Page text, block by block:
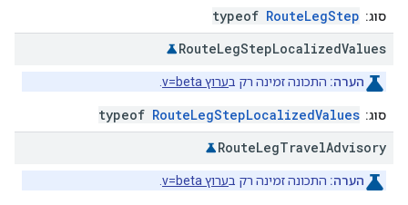
סוג: typeof RouteLegStep
RouteLegStepLocalizedValues
הערה: התכונה זמינה רק בערוץ v=beta .
סוג: typeof RouteLegStepLocalizedValues
RouteLegTravelAdvisory
הערה: התכונה זמינה רק בערוץ v=beta .